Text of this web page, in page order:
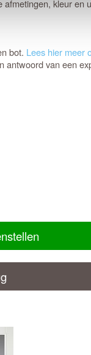
afmetingen, kleur en
bot. Lees hier meer
antwoord van een